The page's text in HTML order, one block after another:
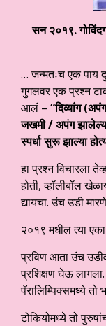
सन २०१९.
… जन्मतःच एक पाय
गुगलवर एक प्रश्न
आलं – “दिव्यांग
जखमी / अपंग
स्पर्धा सुरू झाल्या
हा प्रश्न विचारला
होती, व्हॉलीबॉल
द्यायचा. उंच उडी
२०१९ मधील त्या
प्रविण आता उंच
प्रशिक्षण घेऊ
पॅरालिम्पिक्समध्ये तो
टोकियोमध्ये तो